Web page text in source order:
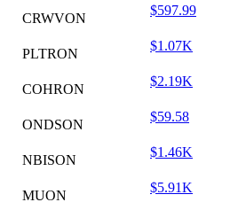
CRWVON
$597.99
PLTRON
$1.07K
COHRON
$2.19K
ONDSON
$59.58
NBISON
$1.46K
MUON
$5.91K